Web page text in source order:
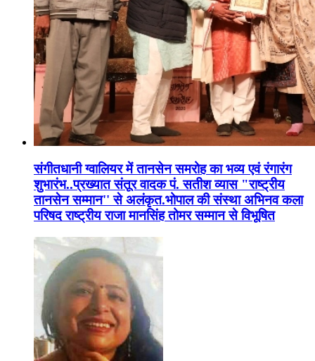
संगीतधानी ग्वालियर में तानसेन समरोह का भव्य एवं रंगारंग
शुभारंभ..प्रख्यात संतूर वादक पं. सतीश व्यास "राष्ट्रीय
तानसेन सम्मान'' से अलंकृत.भोपाल की संस्था अभिनव कला
परिषद राष्ट्रीय राजा मानसिंह तोमर सम्मान से विभूषित